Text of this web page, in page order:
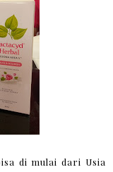
di mulai dari Usia